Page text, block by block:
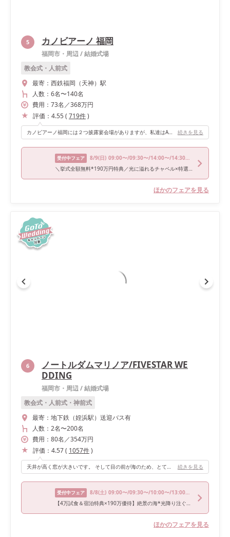
5
福岡市・周辺/結婚式場
カノビアーノ 福岡
教会式・人前式
最寄： 西鉄福岡（天神）駅
人数： 6名〜140名
費用： 73名 ／368万円
評価： 4.55( 719件)
カノビアーノ福岡には２つ披露宴会場がありますが、私達はAZZURRO（アッズーロ）を選びました。 カノビアーノ福岡の魅力は演出の凄さ！ いくつか福岡のブライダルフェア回りましたが、どの会場よりも圧倒的な演出数です。 ■プロジェクションマッピング ハウステンボス等の演出を手掛ける株式会社ピークスマインドのプロ集団が完全オリジナルでオープニングのプロジェクションマッピングを作り上げてくれます。 私達の出会いのきっかけとなった曲（マキシマムザホルモンの「恋のメガラバ」）に沿って映像を作っていただきました。 ２人の大好きなライブハウス、出会い、交際の様子の絵コンテを新郎新婦で考え、ご担当の方と話し合いながら作品を作っていきました。2人の唯一無二のアニメーション。 オープニングからゲストの心をわしづかみにします。 ■新郎新婦の登場の場面がユニーク プロジェクションマッピングが終わったと同時に、映像を映していたカーテンが開き、新郎新婦がバルコニーからサプライズ登場します。 私達だけに見えるゲストのわっと驚く表情は一見の価値ありです（笑）また中座後の私達の登場の場面もユニーク。 ２人の写真の映像が映し出された壁がぱっと開き新郎新婦再入場！！登場した瞬間、一気にゲストの歓声が上がります！ 続きを見る
受付中フェア 8/9(日) 09:00〜/09:30〜/14:00〜/14:30〜/18:00〜
＼挙式全額無料*190万円特典／光に溢れるチャペル×特選和牛試食×最新演出体験
ほかのフェアを見る
6
福岡市・周辺/結婚式場
ノートルダムマリノア/FIVESTAR WE
DDING
教会式・人前式・神前式
最寄： 地下鉄（姪浜駅）送迎バス有
人数： 2名〜200名
費用： 80名 ／354万円
評価： 4.57( 1057件)
天井が高く窓が大きいです。 そして目の前が海のため、とても開放的な空間です。 どの披露宴会場にもある大きなスクリーンも魅力です。 入場は馬車の演出もできます。 続きを見る
受付中フェア 8/8(土) 09:00〜/09:30〜/10:00〜/13:00〜/15:30〜
【4万試食＆宿泊特典×190万優待】絶景の海*光降り注ぐ大聖堂
ほかのフェアを見る